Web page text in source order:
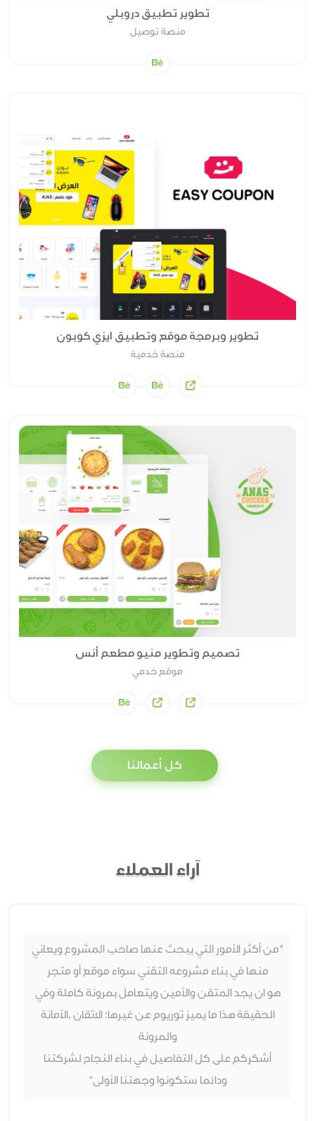
تطوير تطبيق دروبلي
منصة توصيل
تطوير وبرمجة موقع وتطبيق ايزي كوبون
منصة خدمية
تصميم وتطوير منيو مطعم أنس
موقع خدمي
كل أعمالنا
آراء العملاء
"من أكثر الأمور التي يبحث عنها صاحب المشروع ويعاني
منها في بناء مشروعه التقني سواء موقع أو متجر
هو ان يجد المتقن والأمين ويتعامل بمرونة كاملة وفي
الحقيقة هذا ما يميز توريوم عن غيرها: الاتقان ,الأمانة
والمرونة
أشكركم على كل التفاصيل في بناء النجاح لشركتنا
ودائما ستكونوا وجهتنا الأولى"